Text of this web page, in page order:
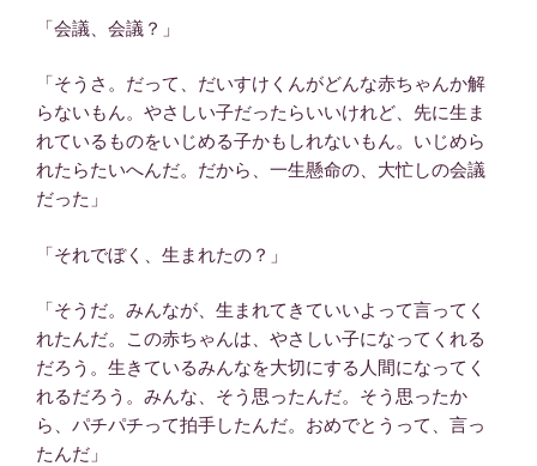
「会議、会議？」
「そうさ。だって、だいすけくんがどんな赤ちゃんか解
らないもん。やさしい子だったらいいけれど、先に生ま
れているものをいじめる子かもしれないもん。いじめら
れたらたいへんだ。だから、一生懸命の、大忙しの会議
だった」
「それでぼく、生まれたの？」
「そうだ。みんなが、生まれてきていいよって言ってく
れたんだ。この赤ちゃんは、やさしい子になってくれる
だろう。生きているみんなを大切にする人間になってく
れるだろう。みんな、そう思ったんだ。そう思ったか
ら、パチパチって拍手したんだ。おめでとうって、言っ
たんだ」